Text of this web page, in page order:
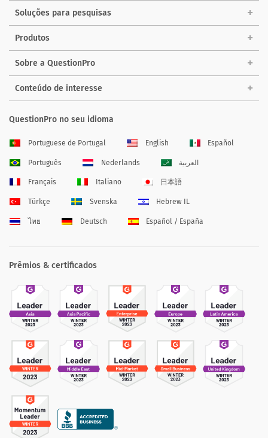
Soluções para pesquisas
Produtos
Sobre a QuestionPro
Conteúdo de interesse
QuestionPro no seu idioma
Portuguese de Portugal English Español
Português Nederlands العربية
Français Italiano 日本語
Türkçe Svenska Hebrew IL
ไทย Deutsch Español / España
Prêmios & certificados